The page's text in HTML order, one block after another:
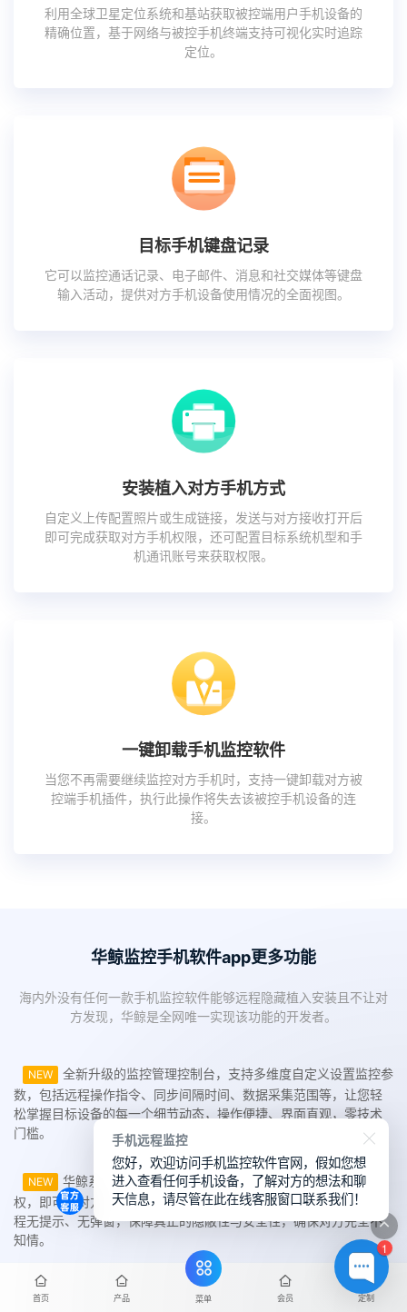
利用全球卫星定位系统和基站获取被控端用户手机设备的
精确位置，基于网络与被控手机终端支持可视化实时追踪
定位。
目标手机键盘记录
它可以监控通话记录、电子邮件、消息和社交媒体等键盘
输入活动，提供对方手机设备使用情况的全面视图。
安装植入对方手机方式
自定义上传配置照片或生成链接，发送与对方接收打开后
即可完成获取对方手机权限，还可配置目标系统机型和手
机通讯账号来获取权限。
一键卸载手机监控软件
当您不再需要继续监控对方手机时，支持一键卸载对方被
控端手机插件，执行此操作将失去该被控手机设备的连
接。
华鲸监控手机软件app更多功能
海内外没有任何一款手机监控软件能够远程隐藏植入安装且不让对
方发现，华鲸是全网唯一实现该功能的开发者。
NEW
全新升级的监控管理控制台，支持多维度自定义设置监控参
数，包括远程操作指令、同步间隔时间、数据采集范围等，让您轻
松掌握目标设备的每一个细节动态，操作便捷、界面直观，零技术
门槛。
NEW
华鲸系统独创隐形植入技术，无需目标用户点击确认或授
权，即可在对方毫无察觉的情况下实现监控软件远程安装部署，过
程无提示、无弹窗，保障真正的隐蔽性与安全性，确保对方完全不
知情。
NEW
新增智能云端中转存储功能，所有监控采集数据将自动上传
首页 产品 菜单 会员 定制
1
手机远程监控
您好，欢迎访问手机监控软件官网，假如您想
进入查看任何手机设备，了解对方的想法和聊
天信息，请尽管在此在线客服窗口联系我们！